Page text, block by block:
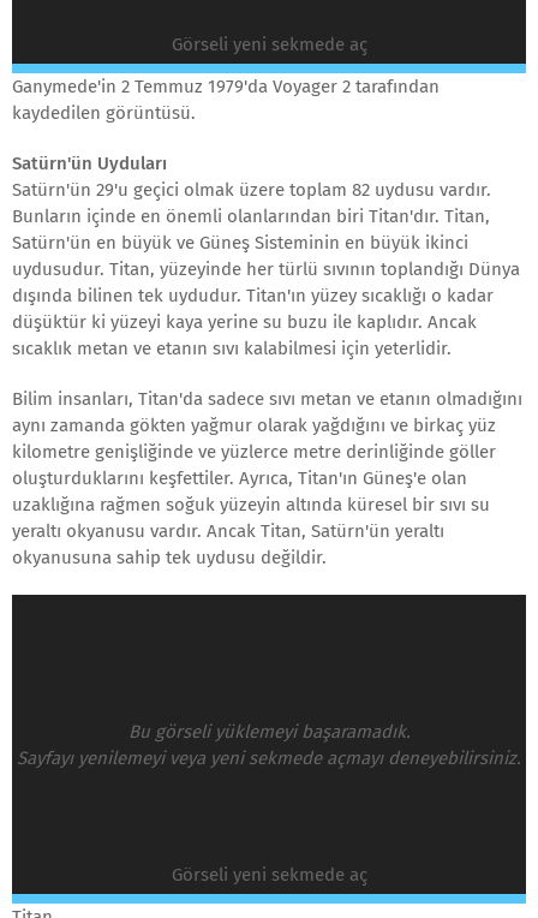
Görseli yeni sekmede aç
Ganymede'in 2 Temmuz 1979'da Voyager 2 tarafından
kaydedilen görüntüsü.
Satürn'ün Uyduları
Satürn'ün 29'u geçici olmak üzere toplam 82 uydusu vardır.
Bunların içinde en önemli olanlarından biri Titan'dır. Titan,
Satürn'ün en büyük ve Güneş Sisteminin en büyük ikinci
uydusudur. Titan, yüzeyinde her türlü sıvının toplandığı Dünya
dışında bilinen tek uydudur. Titan'ın yüzey sıcaklığı o kadar
düşüktür ki yüzeyi kaya yerine su buzu ile kaplıdır. Ancak
sıcaklık metan ve etanın sıvı kalabilmesi için yeterlidir.
Bilim insanları, Titan'da sadece sıvı metan ve etanın olmadığını
aynı zamanda gökten yağmur olarak yağdığını ve birkaç yüz
kilometre genişliğinde ve yüzlerce metre derinliğinde göller
oluşturduklarını keşfettiler. Ayrıca, Titan'ın Güneş'e olan
uzaklığına rağmen soğuk yüzeyin altında küresel bir sıvı su
yeraltı okyanusu vardır. Ancak Titan, Satürn'ün yeraltı
okyanusuna sahip tek uydusu değildir.
Bu görseli yüklemeyi başaramadık.
Sayfayı yenilemeyi veya yeni sekmede açmayı deneyebilirsiniz.
Görseli yeni sekmede aç